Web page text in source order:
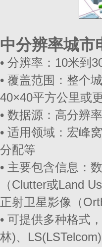
中分辨率城市
• 分辨率：10米到
• 覆盖范围：整个
40×40平方公里或
• 数据源：高分辨
• 适用领域：宏峰
分配等
• 主要包含信息：
（Clutter或Land
正射卫星影像（
• 可提供多种格式
林)、